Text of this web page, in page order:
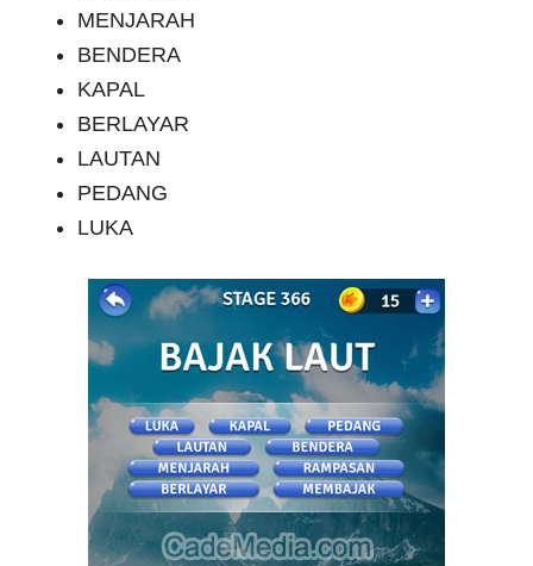
MENJARAH
BENDERA
KAPAL
BERLAYAR
LAUTAN
PEDANG
LUKA